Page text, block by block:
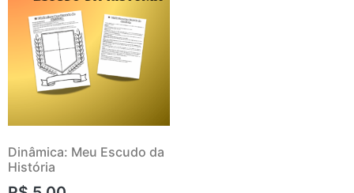
Dinâmica: Meu Escudo da
História